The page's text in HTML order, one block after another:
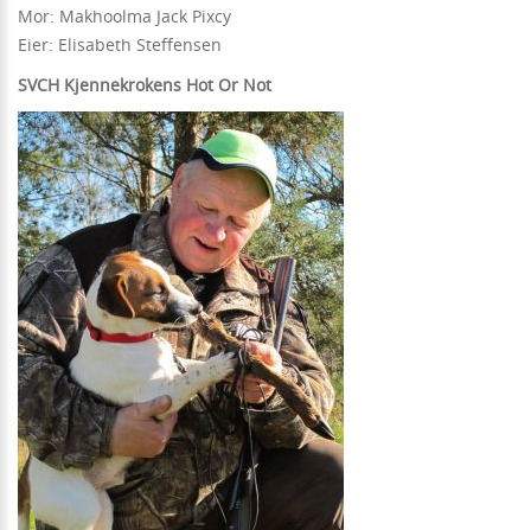
Mor: Makhoolma Jack Pixcy
Eier: Elisabeth Steffensen
SVCH Kjennekrokens Hot Or Not